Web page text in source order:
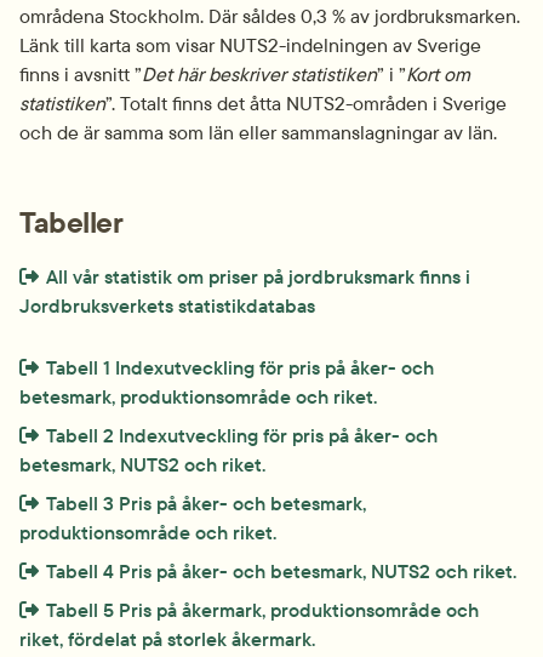
områdena Stockholm. Där såldes 0,3 % av jordbruksmarken.
Länk till karta som visar NUTS2-indelningen av Sverige
finns i avsnitt ”Det här beskriver statistiken” i ”Kort om
statistiken”. Totalt finns det åtta NUTS2-områden i Sverige
och de är samma som län eller sammanslagningar av län.
Tabeller
Extern länk som öppnas i nytt fönster eller ny flik.
All vår statistik om priser på jordbruksmark finns i
Jordbruksverkets statistikdatabas
Extern länk som öppnas i nytt fönster eller ny flik.
Tabell 1 Indexutveckling för pris på åker- och
betesmark, produktionsområde och riket.
Extern länk som öppnas i nytt fönster eller ny flik.
Tabell 2 Indexutveckling för pris på åker- och
betesmark, NUTS2 och riket.
Extern länk som öppnas i nytt fönster eller ny flik.
Tabell 3 Pris på åker- och betesmark,
produktionsområde och riket.
Extern länk som öppnas i nytt fönster eller ny flik.
Tabell 4 Pris på åker- och betesmark, NUTS2 och riket.
Extern länk som öppnas i nytt fönster eller ny flik.
Tabell 5 Pris på åkermark, produktionsområde och
riket, fördelat på storlek åkermark.